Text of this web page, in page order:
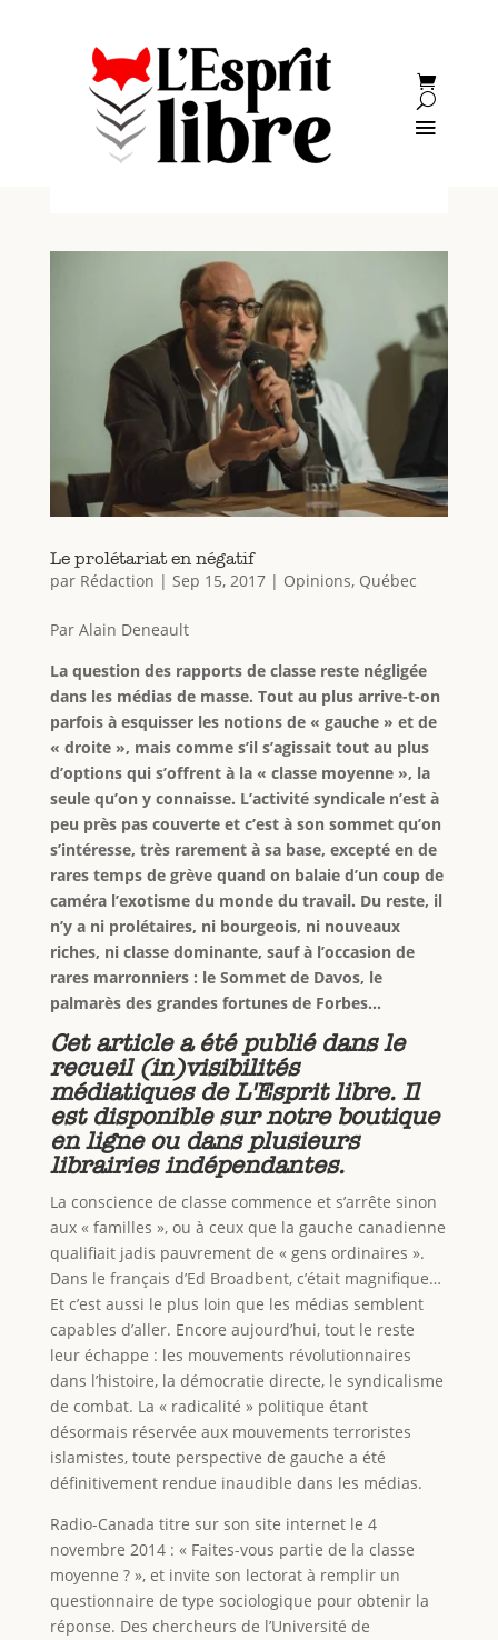
Le prolétariat en négatif
par Rédaction | Sep 15, 2017| Opinions, Québec
Par Alain Deneault
La question des rapports de classe reste négligée
dans les médias de masse. Tout au plus arrive-t-on
parfois à esquisser les notions de « gauche » et de
« droite », mais comme s’il s’agissait tout au plus
d’options qui s’offrent à la « classe moyenne », la
seule qu’on y connaisse. L’activité syndicale n’est à
peu près pas couverte et c’est à son sommet qu’on
s’intéresse, très rarement à sa base, excepté en de
rares temps de grève quand on balaie d’un coup de
caméra l’exotisme du monde du travail. Du reste, il
n’y a ni prolétaires, ni bourgeois, ni nouveaux
riches, ni classe dominante, sauf à l’occasion de
rares marronniers : le Sommet de Davos, le
palmarès des grandes fortunes de Forbes…
Cet article a été publié dans le
recueil (in)visibilités
médiatiques de L'Esprit libre. Il
est disponible sur notre boutique
en ligne ou dans plusieurs
librairies indépendantes.
La conscience de classe commence et s’arrête sinon
aux « familles », ou à ceux que la gauche canadienne
qualifiait jadis pauvrement de « gens ordinaires ».
Dans le français d’Ed Broadbent, c’était magnifique…
Et c’est aussi le plus loin que les médias semblent
capables d’aller. Encore aujourd’hui, tout le reste
leur échappe : les mouvements révolutionnaires
dans l’histoire, la démocratie directe, le syndicalisme
de combat. La « radicalité » politique étant
désormais réservée aux mouvements terroristes
islamistes, toute perspective de gauche a été
définitivement rendue inaudible dans les médias.
Radio-Canada titre sur son site internet le 4
novembre 2014 : « Faites-vous partie de la classe
moyenne ? », et invite son lectorat à remplir un
questionnaire de type sociologique pour obtenir la
réponse. Des chercheurs de l’Université de